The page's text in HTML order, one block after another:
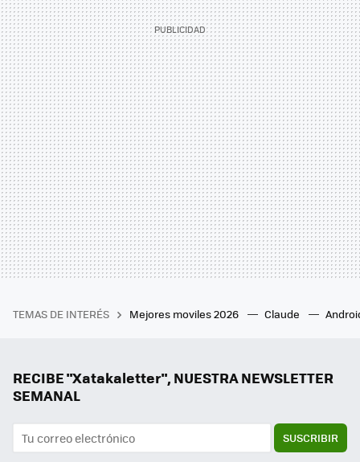
TEMAS DE INTERÉS Mejores moviles 2026 Claude
RECIBE "Xatakaletter", NUESTRA NEWSLETTER
SEMANAL
SUSCRIBIR